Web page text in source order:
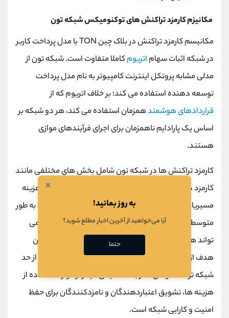
مکانیزم کارمزد تراکنش های توکنومیکس شبکهتون
مکانیسم کارمزد تراکنش در بلاک چینTONبا مدل پرداخت کاربر
در شبکه اثبات سهام اتریومکاملا متفاوت است. شبکه تون از
مدلی مشابه پروتکل اینترنت کامپیوتر به نام مدل پرداخت
توسعه دهنده استفاده می کند؛ بر خلاف اتریوم که از
قراردادهای هوشمندهمزمان استفاده می کند، هر دو شبکه بر
اساس یک پارادایم ناهمزمان برای اجرای فرآیندهای موازی
هستند.
کارمزد تراکنش ها در شبکه تون شامل بخش های مختلفی مانند
کارمزد ذخیره سازی، کارمزد پیام های دریافتی و خروجی، هزینه
مسیریابی و کارمزد محاسبه می باشد. هزینه های تراکنش به طور
متوسط ​​حدود 0.005 تون است اما در صورت لزوم، شبکه می
تواند هزینه ها را توسط اعتبار سنجی تنظیم کند. مهمترین
هدف از دریافت کارمزد تراکنش، جلوگیری از بارگیری بیش از حد
شبکه توسط عوامل مخرب است. یکی دیگر از موارد استفاده از
هزینه ها، تشویق اعتباردهندگان و نامزدکنندگان برای حفظ
امنیت و کارایی شبکه است.
×
به روز بمانید!
آیا می‌خواهید از آخرین اخبار مطلع شوید؟
حتما